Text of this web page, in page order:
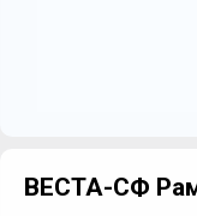
ВЕСТА-СФ